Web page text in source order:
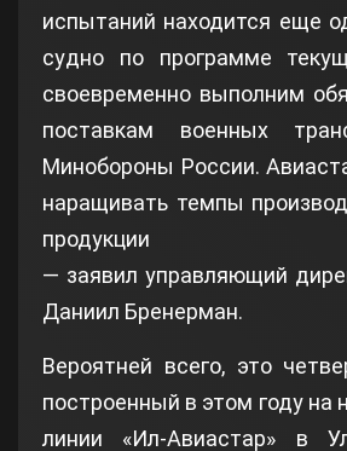
испытаний находится еще
судно по программе
своевременно выполним
поставкам военных
Минобороны России.
наращивать темпы
продукции
— заявил управляющий
Даниил Бренерман.
Вероятней всего, это
построенный в этом году на
линии «Ил-Авиастар» в